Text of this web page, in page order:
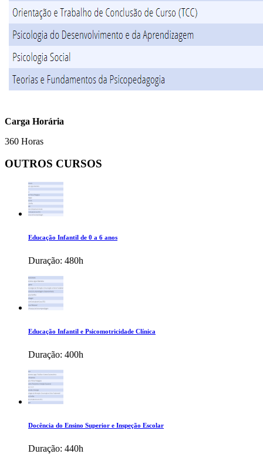
Carga Horária
360 Horas
OUTROS CURSOS
Educação Infantil de 0 a 6 anos
Duração: 480h
Educação Infantil e Psicomotricidade Clínica
Duração: 400h
Docência do Ensino Superior e Inspeção Escolar
Duração: 440h